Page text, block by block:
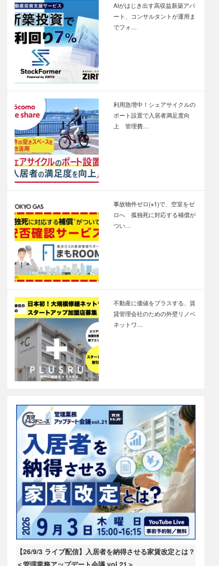
AIがはじき出す高収益新築アパ
ート、コンサルタントが運用ま
でフォ…
利用急増中！シェアサイクルの
ポート設置で入居者満足度向
上 管理費…
事故物件ゼロ(※1)で、空室をゼ
ロへ 孤独死に対応する補償が
つい…
不動産に価値をプラスする、賃
貸管理会社のための外壁リノベ
ネットワ…
【26/9/3 ライブ配信】入居者を納得させる家賃改定とは？